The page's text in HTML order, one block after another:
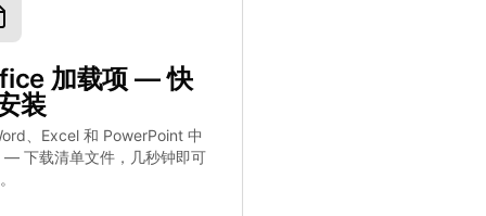
加载项 — 快
装
、Excel 和 PowerPoint 中
— 下载清单文件，几秒钟即可